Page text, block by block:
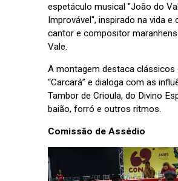
espetáculo musical "João do
Improvável", inspirado na vida e
cantor e compositor
Vale.
A montagem destaca clássicos
“Carcará” e dialoga com as
Tambor de Crioula, do Divino
baião, forró e outros ritmos.
Comissão de Assédio